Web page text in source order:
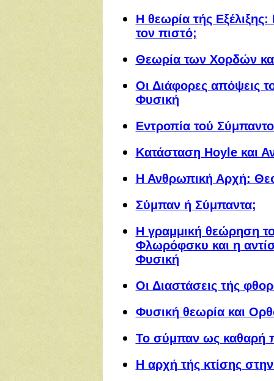
Η θεωρία τής
τον πιστό;
Θεωρία των Χορδών
Οι Διάφορες απόψεις
Φυσική
Εντροπία τού
Κατάσταση Hoyle και
Η Ανθρωπική Αρχή:
Σύμπαν ή Σύμπαντα;
Η γραμμική θεώρηση
Φλωρόφσκυ και η
Φυσική
Οι Διαστάσεις τής
Φυσική θεωρία και
Το σύμπαν ως καθαρή
Η αρχή τής κτίσης